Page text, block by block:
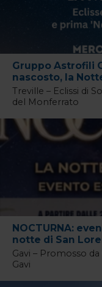
Gruppo Astrofili
nascosto, la
Treville – Eclissi di
del Monferrato
NOCTURNA:
notte di San
Gavi – Promosso
Gavi